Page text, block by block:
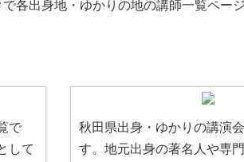
各出身地・ゆかりの地の講師一覧ページ
で
して
秋田県出身・ゆかりの講演
す。地元出身の著名人や専